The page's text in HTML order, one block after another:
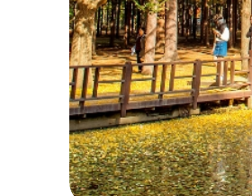
cho những ai yêu thích
Quốc, giúp du khách